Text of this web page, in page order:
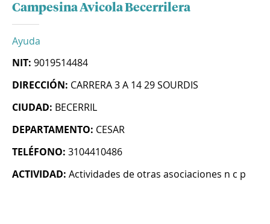
Campesina Avicola Becerrilera
Ayuda
NIT: 9019514484
DIRECCIÓN: CARRERA 3 A 14 29 SOURDIS
CIUDAD: BECERRIL
DEPARTAMENTO: CESAR
TELÉFONO: 3104410486
ACTIVIDAD: Actividades de otras asociaciones n c p